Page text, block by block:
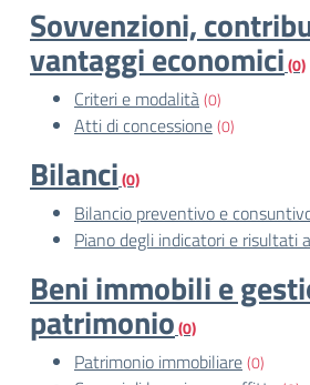
Sovvenzioni,
vantaggi economici(0)
Criteri e modalità(0)
Atti di concessione(0)
Bilanci(0)
Bilancio preventivo e
Piano degli indicatori e risultati
Beni immobili e
patrimonio(0)
Patrimonio immobiliare(0)